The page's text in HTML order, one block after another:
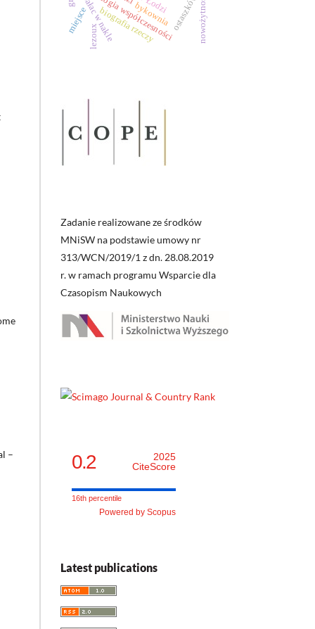
–
ostaszków
bykownia
pałac w nakle
miejsce biografia rzeczy nowożytność
lezoux
Zadanie realizowane ze środków
MNiSW na podstawie umowy nr
313/WCN/2019/1 z dn. 28.08.2019
r. w ramach programu Wsparcie dla
Czasopism Naukowych
0.2
2025
CiteScore
16th percentile
Powered by Scopus
Latest publications